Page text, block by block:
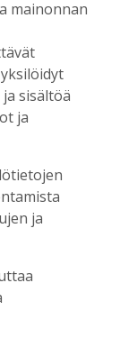
–
mainonnan
sisältöä
ja
ja